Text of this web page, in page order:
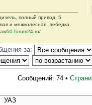
полный привод, 5
и межколесная, лебедка,
за:
Сообщений: 74 •